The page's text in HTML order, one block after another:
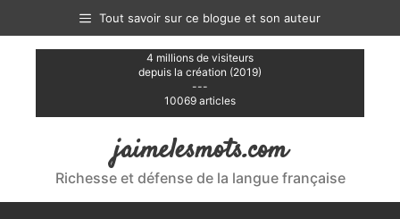
contenu
Tout savoir sur ce blogue et son auteur
4 millions de visiteurs
depuis la création (2019)
---
10069 articles
jaimelesmots.com
Richesse et défense de la langue française